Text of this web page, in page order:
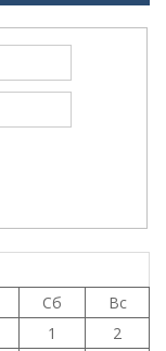
Сб
Вс
1
2